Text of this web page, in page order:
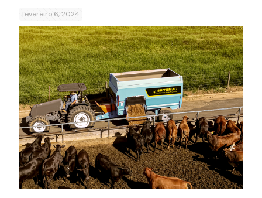
fevereiro 6, 2024